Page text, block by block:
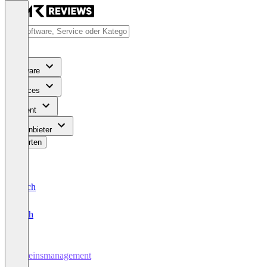
Software
Services
Content
Für Anbieter
Bewerten
Deutsch
English
Vereinsmanagement